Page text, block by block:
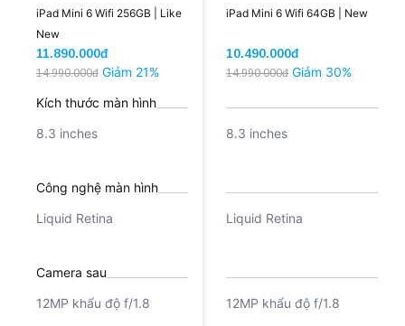
iPad Mini 6 Wifi 256GB | Like
New
11.890.000đ
14.990.000đ Giảm 21%
Kích thước màn hình
8.3 inches
Công nghệ màn hình
Liquid Retina
Camera sau
12MP khẩu độ f/1.8
iPad Mini 6 Wifi 64GB | New
10.490.000đ
14.990.000đ Giảm 30%
8.3 inches
Liquid Retina
12MP khẩu độ f/1.8